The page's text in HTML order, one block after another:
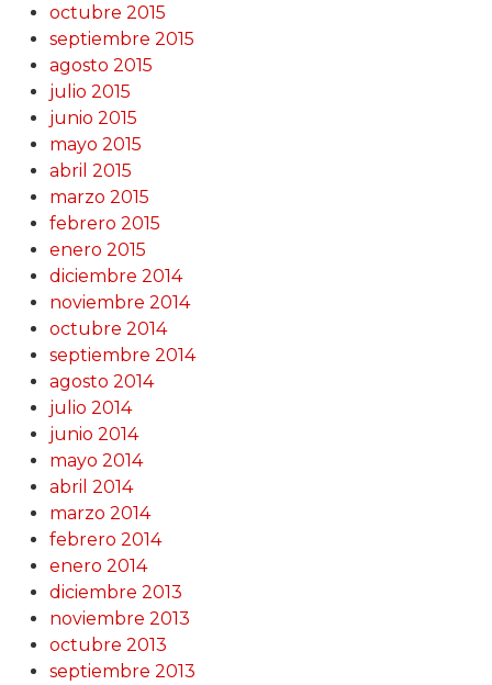
octubre 2015
septiembre 2015
agosto 2015
julio 2015
junio 2015
mayo 2015
abril 2015
marzo 2015
febrero 2015
enero 2015
diciembre 2014
noviembre 2014
octubre 2014
septiembre 2014
agosto 2014
julio 2014
junio 2014
mayo 2014
abril 2014
marzo 2014
febrero 2014
enero 2014
diciembre 2013
noviembre 2013
octubre 2013
septiembre 2013